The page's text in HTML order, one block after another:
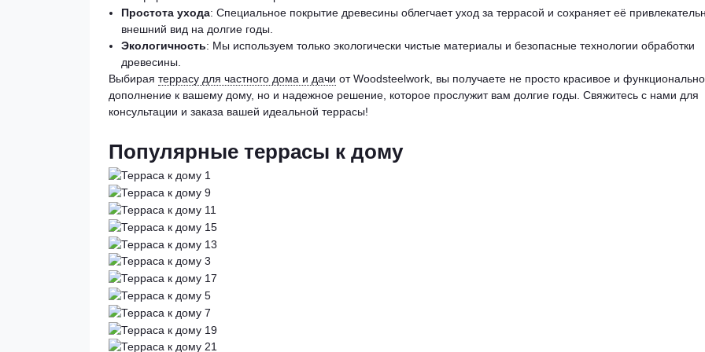
Простота ухода: Специальное покрытие древесины облегчает уход за террасой и сохраняет её
внешний вид на долгие годы.
Экологичность: Мы используем только экологически чистые материалы и безопасные технологии обработки
древесины.
Выбирая террасу для частного дома и дачи от Woodsteelwork, вы получаете не просто красивое и
дополнение к вашему дому, но и надежное решение, которое прослужит вам долгие годы. Свяжитесь с нами для
консультации и заказа вашей идеальной террасы!
Популярные террасы к дому